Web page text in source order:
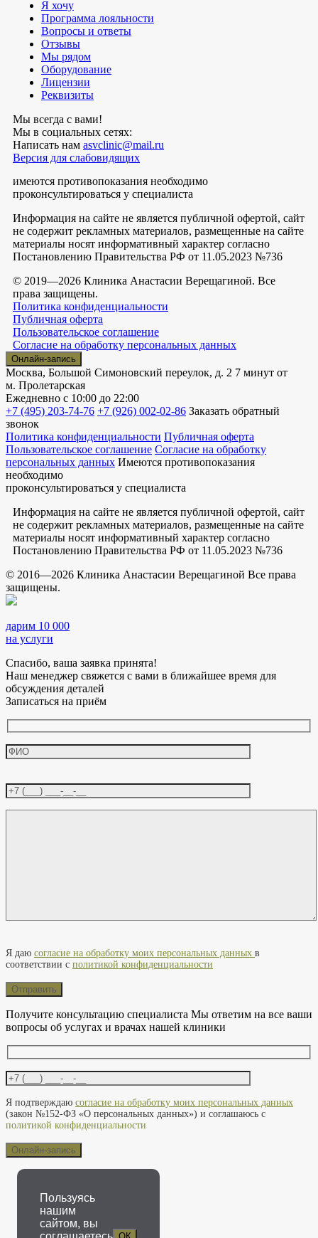
Я хочу
Программа лояльности
Вопросы и ответы
Отзывы
Мы рядом
Оборудование
Лицензии
Реквизиты
Мы всегда с вами!
Мы в социальных сетях:
Написать нам asvclinic@mail.ru
Версия для слабовидящих
имеются противопоказания необходимо
проконсультироваться у специалиста
Информация на сайте не является публичной офертой, сайт
не содержит рекламных материалов, размещенные на сайте
материалы носят информативный характер согласно
Постановлению Правительства РФ от 11.05.2023 №736
© 2019—2026 Клиника Анастасии Верещагиной. Все
права защищены.
Политика конфиденциальности
Публичная оферта
Пользовательское соглашение
Согласие на обработку персональных данных
Онлайн-запись
Москва, Большой Симоновский переулок, д. 2 7 минут от
м. Пролетарская
Ежедневно с 10:00 до 22:00
+7 (495) 203-74-76 +7 (926) 002-02-86 Заказать обратный
звонок
Политика конфиденциальности Публичная оферта
Пользовательское соглашение Согласие на обработку
персональных данных Имеются противопоказания
необходимо
проконсультироваться у специалиста
Информация на сайте не является публичной офертой, сайт
не содержит рекламных материалов, размещенные на сайте
материалы носят информативный характер согласно
Постановлению Правительства РФ от 11.05.2023 №736
© 2016—2026 Клиника Анастасии Верещагиной Все права
защищены.
дарим 10 000
на услуги
Спасибо, ваша заявка принята!
Наш менеджер свяжется с вами в ближайшее время для
обсуждения деталей
Записаться на приём
Я даю согласие на обработку моих персональных данных в
соответствии с политикой конфиденциальности
Получите консультацию специалиста Мы ответим на все ваши
вопросы об услугах и врачах нашей клиники
Я подтверждаю согласие на обработку моих персональных данных
(закон №152-ФЗ «О персональных данных») и соглашаюсь с
политикой конфиденциальности
Пользуясь
нашим
сайтом, вы